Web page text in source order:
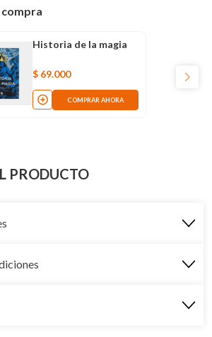
Historia de la magia
$ 69.000
COMPRAR AHORA
PRODUCTO